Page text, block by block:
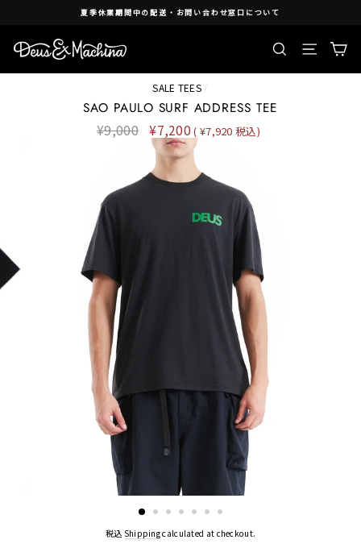
夏季休業期間中の配送・お問い合わせ窓口について
検索 Site
SALE TEES /
SAO PAULO SURF ADDRESS TEE
Regular
price
¥9,000
Sale
price
¥7,200 ( ¥7,920 税込)
税込 Shippingcalculated at checkout.